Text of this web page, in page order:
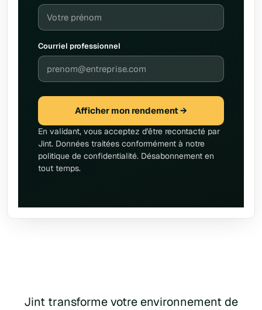
Courriel professionnel
Afficher mon rendement →
En validant, vous acceptez d'être recontacté par
Jint. Données traitées conformément à notre
politique de confidentialité. Désabonnement en
tout temps.
Jint transforme votre environnement de